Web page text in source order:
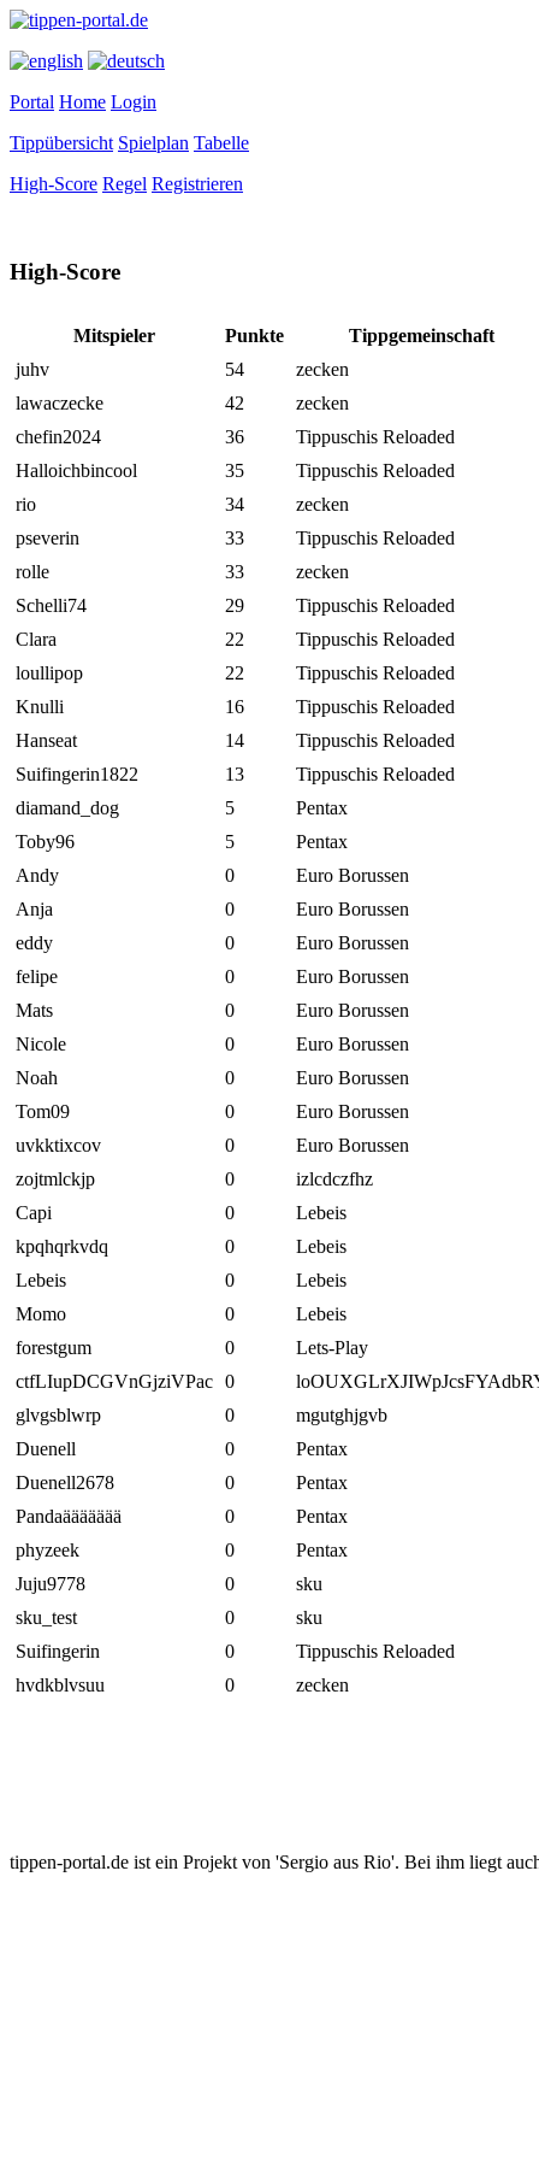
Portal Home Login
Tippübersicht Spielplan Tabelle
High-Score Regel Registrieren
High-Score
Mitspieler Punkte
Tippgemeinschaft
juhv
54
zecken
lawaczecke
42
zecken
chefin2024
36
Tippuschis Reloaded
Halloichbincool
35
Tippuschis Reloaded
rio
34
zecken
pseverin
33
Tippuschis Reloaded
rolle
33
zecken
Schelli74
29
Tippuschis Reloaded
Clara
22
Tippuschis Reloaded
loullipop
22
Tippuschis Reloaded
Knulli
16
Tippuschis Reloaded
Hanseat
14
Tippuschis Reloaded
Suifingerin1822
13
Tippuschis Reloaded
diamand_dog
5
Pentax
Toby96
5
Pentax
Andy
0
Euro Borussen
Anja
0
Euro Borussen
eddy
0
Euro Borussen
felipe
0
Euro Borussen
Mats
0
Euro Borussen
Nicole
0
Euro Borussen
Noah
0
Euro Borussen
Tom09
0
Euro Borussen
uvkktixcov
0
Euro Borussen
zojtmlckjp
0
izlcdczfhz
Capi
0
Lebeis
kpqhqrkvdq
0
Lebeis
Lebeis
0
Lebeis
Momo
0
Lebeis
forestgum
0
Lets-Play
ctfLIupDCGVnGjziVPac 0
glvgsblwrp
0
mgutghjgvb
Duenell
0
Pentax
Duenell2678
0
Pentax
Pandaäääääää
0
Pentax
phyzeek
0
Pentax
Juju9778
0
sku
sku_test
0
sku
Suifingerin
0
Tippuschis Reloaded
hvdkblvsuu
0 zecken
tippen-portal.de ist ein Projekt von 'Sergio aus Rio'. Bei ihm liegt